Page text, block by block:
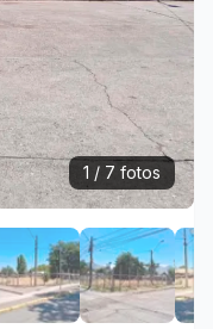
1 / 7 fotos